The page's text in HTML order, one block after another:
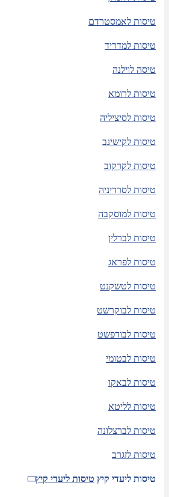
טיסות לאמסטרדם
טיסות למדריד
טיסה לוילנה
טיסות לרומא
טיסות לסיציליה
טיסות לקישינב
טיסות לקרקוב
טיסות לסרדיניה
טיסות למוסקבה
טיסות לברלין
טיסות לפראג
טיסות לטשקנט
טיסות לבוקרשט
טיסות לבודפשט
טיסות לבטומי
טיסות לבאקו
טיסות לליטא
טיסות לברצלונה
טיסות לזגרב
טיסות ליעדי קיץ טיסות ליעדי קיץ